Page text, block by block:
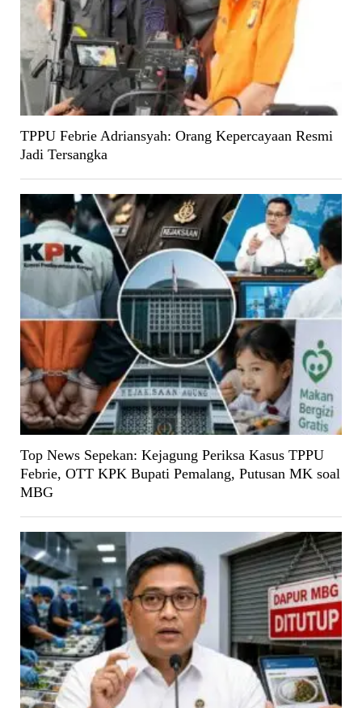
TPPU Febrie Adriansyah: Orang Kepercayaan Resmi
Jadi Tersangka
Top News Sepekan: Kejagung Periksa Kasus TPPU
Febrie, OTT KPK Bupati Pemalang, Putusan MK soal
MBG